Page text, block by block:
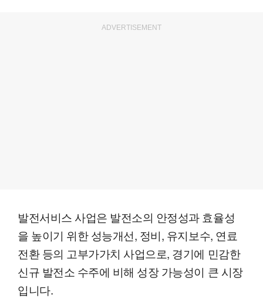
ADVERTISEMENT
발전서비스 사업은 발전소의 안정성과 효율성
을 높이기 위한 성능개선, 정비, 유지보수, 연료
전환 등의 고부가가치 사업으로, 경기에 민감한
신규 발전소 수주에 비해 성장 가능성이 큰 시장
입니다.